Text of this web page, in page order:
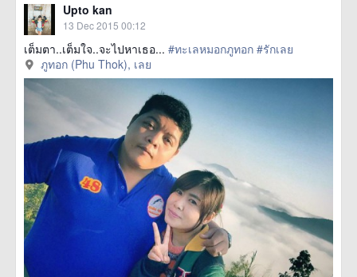
Upto kan
13 Dec 2015 00:12
เต็มตา..เต็มใจ..จะไปหาเธอ... #ทะเลหมอกภูทอก #รักเลย
ภูทอก (Phu Thok), เลย